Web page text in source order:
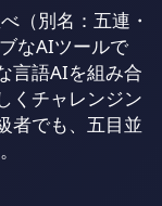
（別名：五連・
なAIツールで
言語AIを組み合
くチャレンジン
者でも、五目並